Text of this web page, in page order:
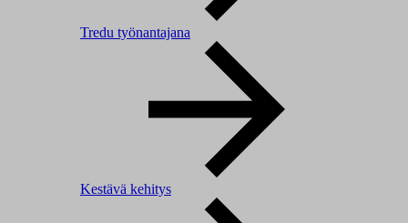
Tredu työnantajana
Kestävä kehitys